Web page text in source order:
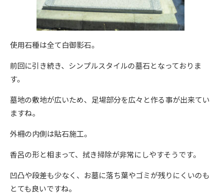
使用石種は全て白御影石。
前回に引き続き、シンプルスタイルの墓石となっておりま
す。
墓地の敷地が広いため、足場部分を広々と作る事が出来てい
ますね。
外柵の内側は貼石施工。
香呂の形と相まって、拭き掃除が非常にしやすそうです。
凹凸や段差も少なく、お墓に落ち葉やゴミが残りにくいのも
とても良いですね。